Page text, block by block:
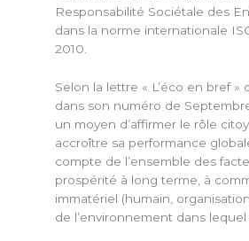
Responsabilité Sociétale des
dans la norme internationale
2010.
Selon la lettre « L’éco en bref
dans son numéro de
un moyen d’affirmer le rôle
accroître sa performance
compte de l’ensemble des
prospérité à long terme, à
immatériel (humain,
de l’environnement dans lequel